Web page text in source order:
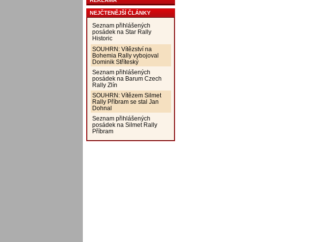
NEJČTENĚJŠÍ ČLÁNKY
Seznam přihlášených
posádek na Star Rally
Historic
SOUHRN: Vítězství na
Bohemia Rally vybojoval
Dominik Stříteský
Seznam přihlášených
posádek na Barum Czech
Rally Zlín
SOUHRN: Vítězem Silmet
Rally Příbram se stal Jan
Dohnal
Seznam přihlášených
posádek na Silmet Rally
Příbram